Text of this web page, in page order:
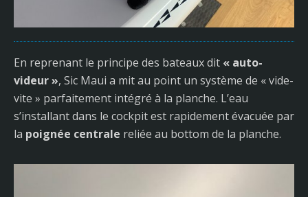
En reprenant le principe des bateaux dit « auto-
videur », Sic Maui a mit au point un système de « vide-
vite » parfaitement intégré à la planche. L’eau
s’installant dans le cockpit est rapidement évacuée par
la poignée centrale reliée au bottom de la planche.